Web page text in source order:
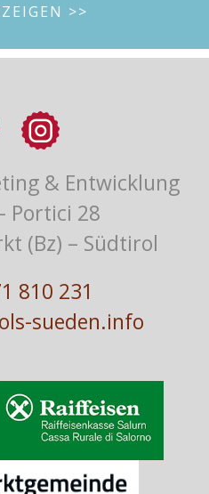
>>
& Entwicklung
Portici 28
(Bz) – Südtirol
810 231
sueden.info